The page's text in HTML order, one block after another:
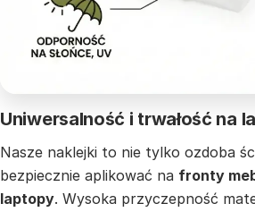
Uniwersalność i trwałość na
Nasze naklejki to nie tylko ozdoba
bezpiecznie aplikować na fronty
laptopy. Wysoka przyczepność